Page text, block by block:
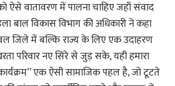
ऐसे वातावरण में पालना चाहिए जहाँ संवाद
बाल विकास विभाग की अधिकारी ने कहा
जिले में बल्कि राज्य के लिए एक उदाहरण
परिवार नए सिरे से जुड़ सके, यही हमारा
एक ऐसी सामाजिक पहल है, जो टूटते